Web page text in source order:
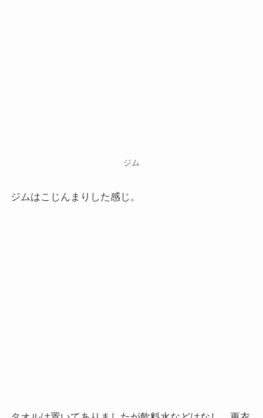
ジム
ジムはこじんまりした感じ。